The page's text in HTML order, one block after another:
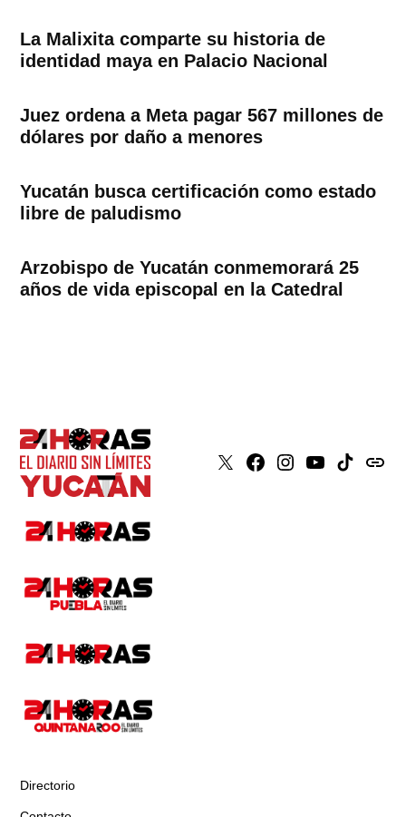
La Malixita comparte su historia de
identidad maya en Palacio Nacional
Juez ordena a Meta pagar 567 millones de
dólares por daño a menores
Yucatán busca certificación como estado
libre de paludismo
Arzobispo de Yucatán conmemorará 25
años de vida episcopal en la Catedral
X Faceboook
Instagram
YoutubeTiktokissuu
Directorio